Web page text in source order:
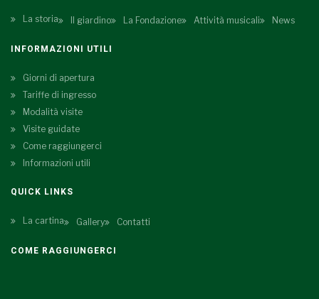
La storia Il giardino La Fondazione Attività musicali News
INFORMAZIONI UTILI
Giorni di apertura
Tariffe di ingresso
Modalità visite
Visite guidate
Come raggiungerci
Informazioni utili
QUICK LINKS
La cartina Gallery Contatti
COME RAGGIUNGERCI